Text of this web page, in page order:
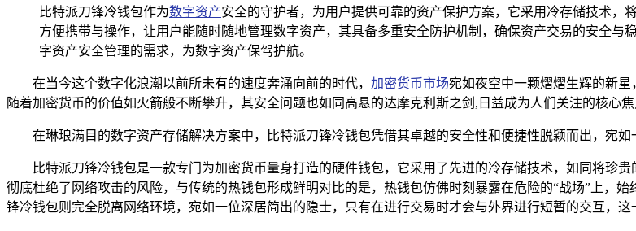
比特派刀锋冷钱包作为数字资产安全的守护者，为用户提供可靠的资产保护方案，它采用冷存储技术，
方便携带与操作，让用户能随时随地管理数字资产，其具备多重安全防护机制，确保资产交易的安全
字资产安全管理的需求，为数字资产保驾护航。
在当今这个数字化浪潮以前所未有的速度奔涌向前的时代， 加密货币市场宛如夜空中一颗熠熠生辉的新星
随着加密货币的价值如火箭般不断攀升，其安全问题也如同高悬的达摩克利斯之剑,日益成为人们关注的核心焦
在琳琅满目的数字资产存储解决方案中，比特派刀锋冷钱包凭借其卓越的安全性和便捷性脱颖而出，宛
比特派刀锋冷钱包是一款专门为加密货币量身打造的硬件钱包，它采用了先进的冷存储技术，如同将珍
彻底杜绝了网络攻击的风险，与传统的热钱包形成鲜明对比的是，热钱包仿佛时刻暴露在危险的“战场”上，
锋冷钱包则完全脱离网络环境，宛如一位深居简出的隐士，只有在进行交易时才会与外界进行短暂的交互，